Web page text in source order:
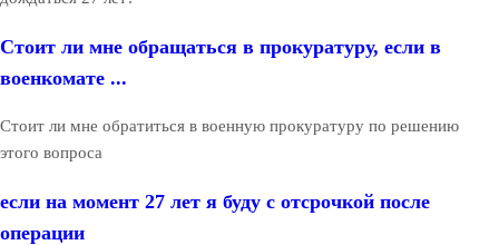
Стоит ли мне обращаться в прокуратуру, если в
военкомате ...
Стоит ли мне обратиться в военную прокуратуру по решению
этого вопроса
если на момент 27 лет я буду с отсрочкой после
операции